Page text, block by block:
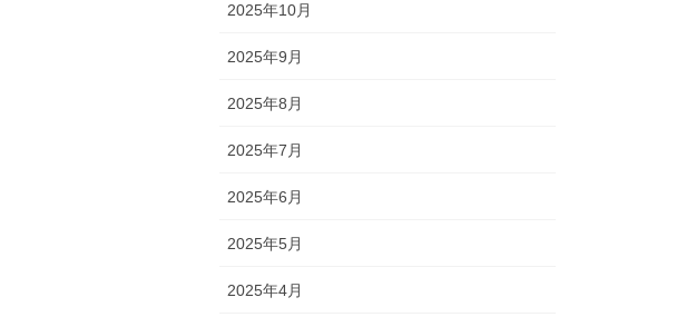
2025年10月
2025年9月
2025年8月
2025年7月
2025年6月
2025年5月
2025年4月